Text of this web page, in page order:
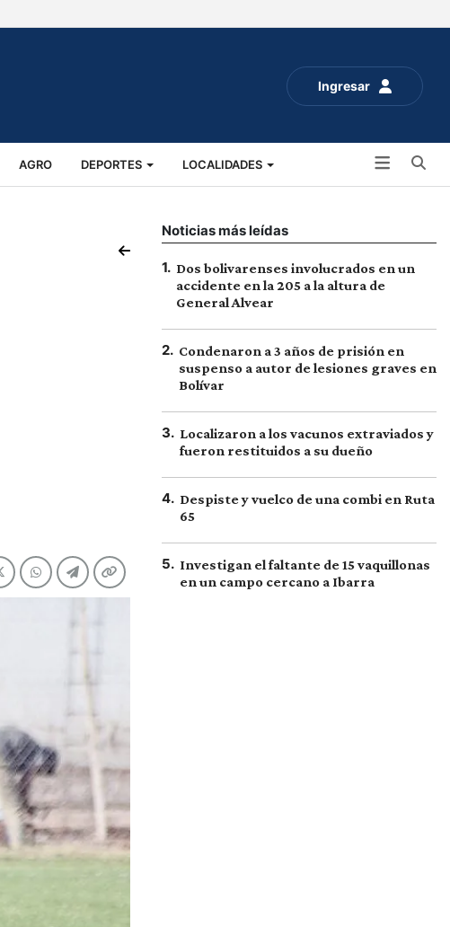
Ingresar
AGRO DEPORTES LOCALIDADES
Noticias más leídas
1. Dos bolivarenses involucrados en un
accidente en la 205 a la altura de
General Alvear
2. Condenaron a 3 años de prisión en
suspenso a autor de lesiones graves en
Bolívar
3. Localizaron a los vacunos extraviados y
fueron restituidos a su dueño
4. Despiste y vuelco de una combi en Ruta
65
5. Investigan el faltante de 15 vaquillonas
en un campo cercano a Ibarra